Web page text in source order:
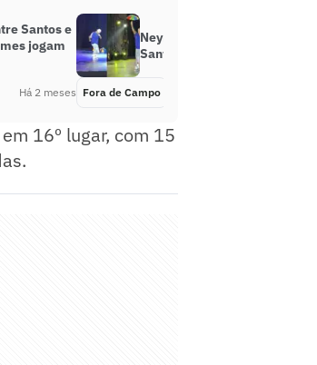
Santos e
jogam
Há 2 meses
Neymar curte noite no circo em
Santos e dança no palco; veja
Fora de Campo
16º lugar, com 15